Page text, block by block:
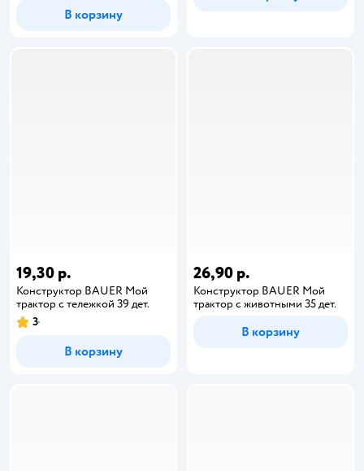
В корзину
19,30 р.
Конструктор BAUER Мой
трактор с тележкой 39 дет.
3
В корзину
26,90 р.
Конструктор BAUER Мой
трактор с животными 35 дет.
В корзину